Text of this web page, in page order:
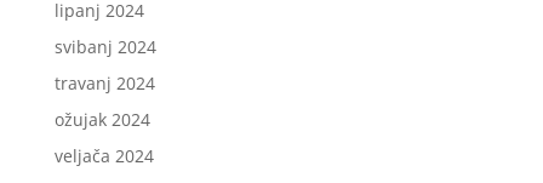
lipanj 2024
svibanj 2024
travanj 2024
ožujak 2024
veljača 2024